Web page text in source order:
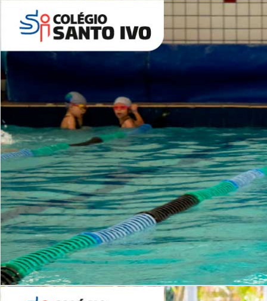
Leituras Literárias
Período Integral | Saiba mais
ALUNOS NOVOS
Entre em Contato
INSTITUCIONAL